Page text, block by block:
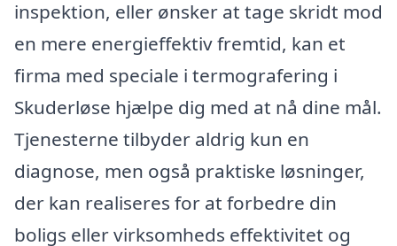
inspektion, eller ønsker at tage skridt mod
en mere energieffektiv fremtid, kan et
firma med speciale i termografering i
Skuderløse hjælpe dig med at nå dine mål.
Tjenesterne tilbyder aldrig kun en
diagnose, men også praktiske løsninger,
der kan realiseres for at forbedre din
boligs eller virksomheds effektivitet og